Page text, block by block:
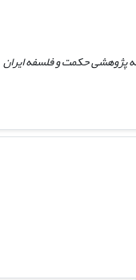
پژوهشی حکمت و فلسفه ایران